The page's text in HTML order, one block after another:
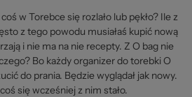
w Torebce się rozlało lub pękło? Ile z
z tego powodu musiałaś kupić nową
i nie ma na nie recepty. Z O bag nie
Bo każdy organizer do torebki O
do prania. Będzie wyglądał jak nowy.
się wcześniej z nim stało.